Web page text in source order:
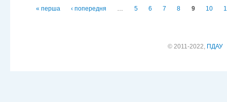
Сторінки
« перша ‹ попередня … 5 6 7 8 9 10
© 2011-2022, ПДАУ